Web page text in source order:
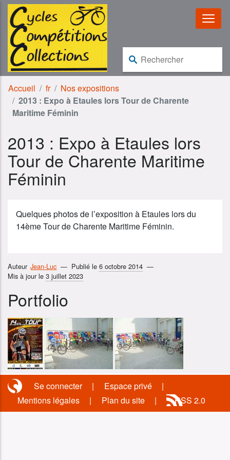
Aller au contenu
Aller à la navigation
Rechercher :
Accueil fr
Nos expositions
2013 : Expo à Etaules lors Tour de Charente
Maritime Féminin
2013 : Expo à Etaules lors
Tour de Charente Maritime
Féminin
Quelques photos de l’exposition à Etaules lors du
14ème Tour de Charente Maritime Féminin.
Auteur Jean-Luc Publié le6 octobre 2014
Mis à jour le 3 juillet 2023
Portfolio
Se connecter
Espace privé
Mentions légales
Plan du site RSS 2.0